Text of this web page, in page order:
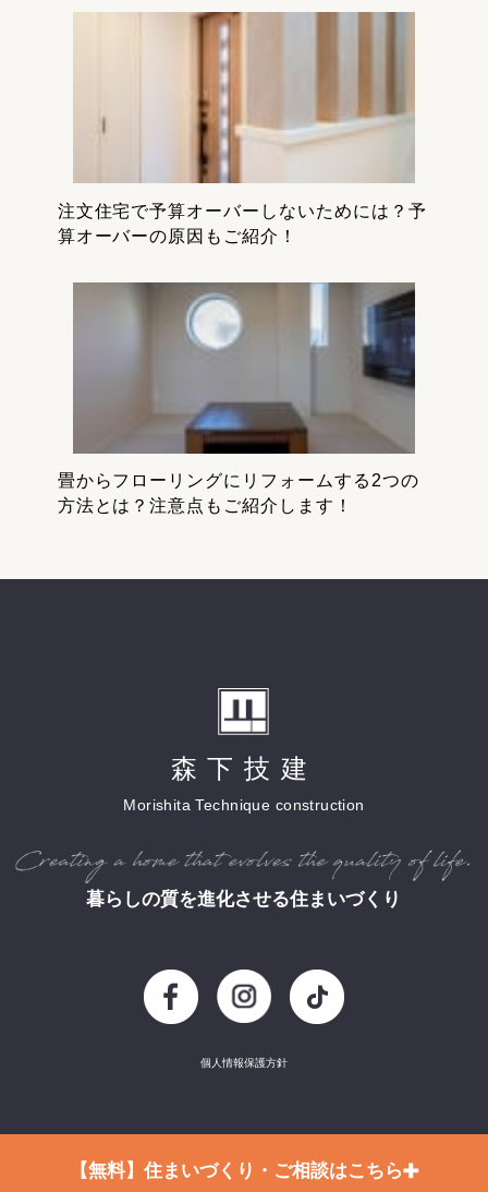
【無料】住まいづくり・ご相談はこちら+
注文住宅で予算オーバーしないためには？予
算オーバーの原因もご紹介！
畳からフローリングにリフォームする2つの
方法とは？注意点もご紹介します！
森下技建
Morishita Technique construction
暮らしの質を進化させる住まいづくり
個人情報保護方針